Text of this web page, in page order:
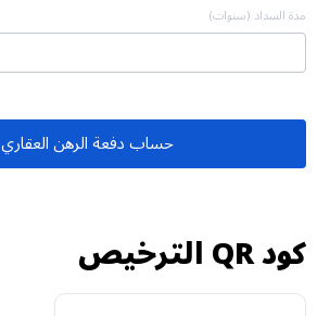
مدة السداد (سنوات)
حساب دفعة الرهن العقاري
كود QR الترخيص